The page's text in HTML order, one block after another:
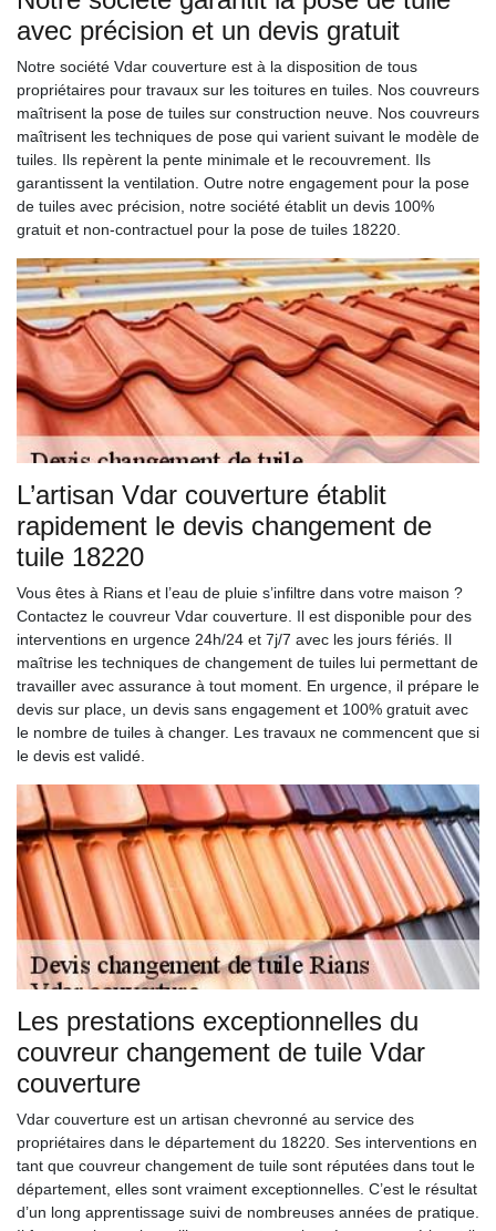
avec précision et un devis gratuit
Notre société Vdar couverture est à la disposition de tous
propriétaires pour travaux sur les toitures en tuiles. Nos couvreurs
maîtrisent la pose de tuiles sur construction neuve. Nos couvreurs
maîtrisent les techniques de pose qui varient suivant le modèle de
tuiles. Ils repèrent la pente minimale et le recouvrement. Ils
garantissent la ventilation. Outre notre engagement pour la pose
de tuiles avec précision, notre société établit un devis 100%
gratuit et non-contractuel pour la pose de tuiles 18220.
L’artisan Vdar couverture établit
rapidement le devis changement de
tuile 18220
Vous êtes à Rians et l’eau de pluie s’infiltre dans votre maison ?
Contactez le couvreur Vdar couverture. Il est disponible pour des
interventions en urgence 24h/24 et 7j/7 avec les jours fériés. Il
maîtrise les techniques de changement de tuiles lui permettant de
travailler avec assurance à tout moment. En urgence, il prépare le
devis sur place, un devis sans engagement et 100% gratuit avec
le nombre de tuiles à changer. Les travaux ne commencent que si
le devis est validé.
Les prestations exceptionnelles du
couvreur changement de tuile Vdar
couverture
Vdar couverture est un artisan chevronné au service des
propriétaires dans le département du 18220. Ses interventions en
tant que couvreur changement de tuile sont réputées dans tout le
département, elles sont vraiment exceptionnelles. C’est le résultat
d’un long apprentissage suivi de nombreuses années de pratique.